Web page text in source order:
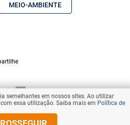
MEIO-AMBIENTE
AO TOPO
semelhantes em nossos sites. Ao utilizar
essa utilização. Saiba mais em Política de